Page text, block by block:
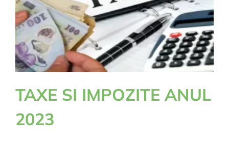
licitația
pentru
proiectul
”Snagov
Green
&
management
TAXE SI IMPOZITE ANUL
2023